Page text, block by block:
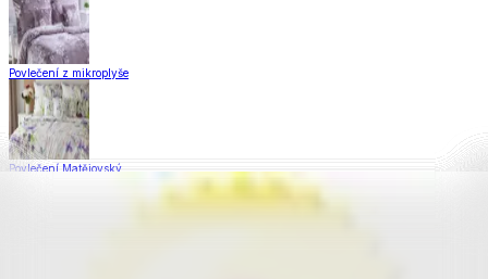
Povlečení z mikroplyše
Povlečení Matějovský